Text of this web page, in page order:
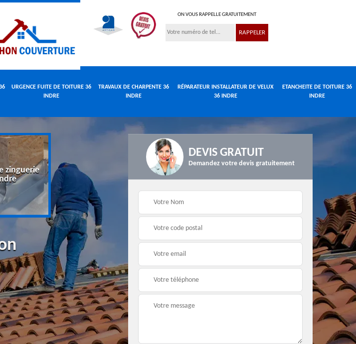
ON VOUS RAPPELLE GRATUITEMENT
URGENCE FUITE DE TOITURE 36
INDRE
TRAVAUX DE CHARPENTE 36
INDRE
RÉPARATEUR INSTALLATEUR DE VELUX
36 INDRE
ETANCHEITE DE TOITURE 36
INDRE
zinguerie
Urgence fuite de
toiture 36 Indre
Travaux de charpente
36 Indre
Réparateur
DEVIS GRATUIT
Demandez votre devis gratuitement